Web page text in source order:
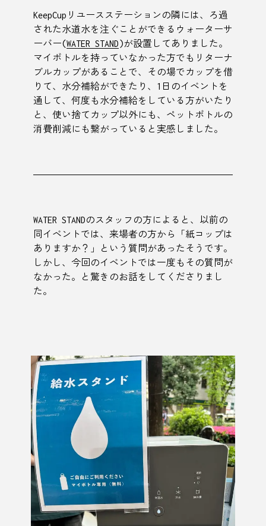
KeepCupリユースステーションの隣には、ろ過
された水道水を注ぐことができるウォーターサ
ーバー(WATER STAND)が設置してありました。
マイボトルを持っていなかった方でもリターナ
ブルカップがあることで、その場でカップを借
りて、水分補給ができたり、1日のイベントを
通して、何度も水分補給をしている方がいたり
と、使い捨てカップ以外にも、ペットボトルの
消費削減にも繋がっていると実感しました。
WATER STANDのスタッフの方によると、以前の
同イベントでは、来場者の方から「紙コップは
ありますか？」という質問があったそうです。
しかし、今回のイベントでは一度もその質問が
なかった。と驚きのお話をしてくださりまし
た。